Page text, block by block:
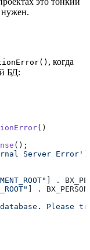
нужен.
, когда
БД:
(
();
Server Error'
] .
] .
Please